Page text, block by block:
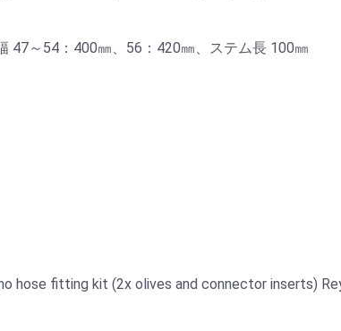
47～54：400㎜、56：420㎜、ステム長 100㎜
hose fitting kit (2x olives and connector inserts)